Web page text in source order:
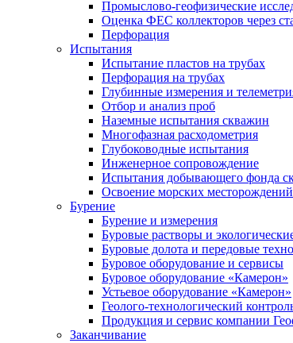
Промыслово-геофизические
Оценка ФЕС коллекторов через
Перфорация
Испытания
Испытание пластов на трубах
Перфорация на трубах
Глубинные измерения и
Отбор и анализ проб
Наземные испытания скважин
Многофазная расходометрия
Глубоководные испытания
Инженерное сопровождение
Испытания добывающего фонда
Освоение морских месторождений
Бурение
Бурение и измерения
Буровые растворы и
Буровые долота и передовые
Буровое оборудование и сервисы
Буровое оборудование «Камерон»
Устьевое оборудование «Камерон»
Геолого-технологический
Продукция и сервис компании
Заканчивание